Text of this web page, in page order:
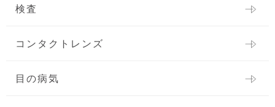
検査
コンタクトレンズ
目の病気